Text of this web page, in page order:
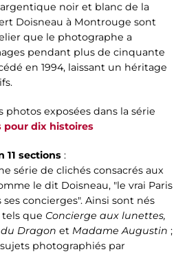
noir et blanc de la
Doisneau à Montrouge sont
que le photographe a
pendant plus de cinquante
en 1994, laissant un héritage
exposées dans la série
pour dix histoires⁠
11 sections :
série de clichés consacrés aux
le dit Doisneau, "le vrai Paris
concierges". Ainsi sont nés
que Concierge aux lunettes,
du Dragon et Madame Augustin ;
sujets photographiés par